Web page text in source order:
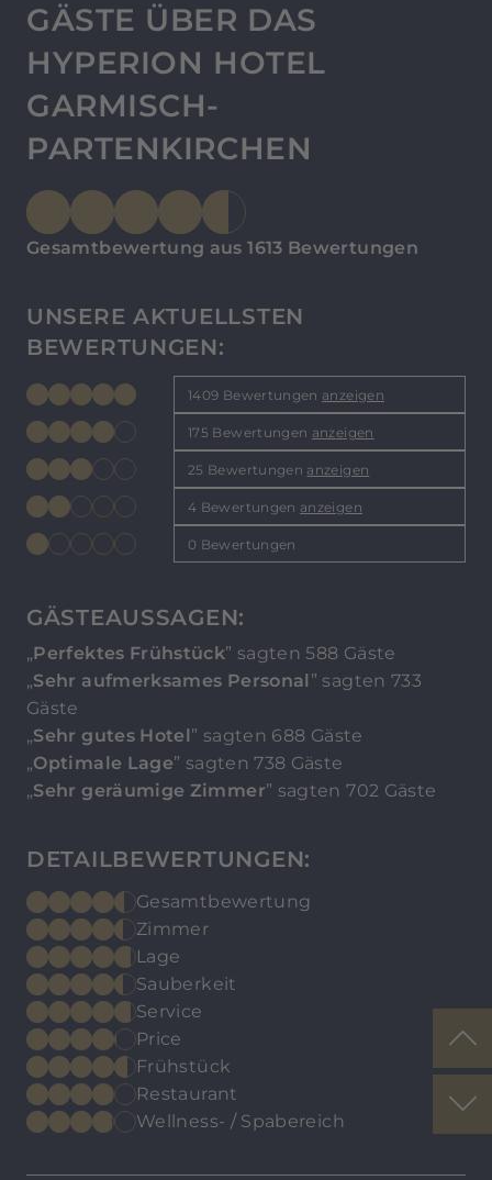
GÄSTE ÜBER DAS
HYPERION HOTEL
GARMISCH-
PARTENKIRCHEN
Gesamtbewertung aus 1613 Bewertungen
UNSERE AKTUELLSTEN
BEWERTUNGEN:
1409 Bewertungen anzeigen
175 Bewertungen anzeigen
25 Bewertungen anzeigen
4 Bewertungen anzeigen
0 Bewertungen
GÄSTEAUSSAGEN:
„Perfektes Frühstück” sagten 588 Gäste
„Sehr aufmerksames Personal ” sagten 733
Gäste
„Sehr gutes Hotel” sagten 688 Gäste
„Optimale Lage” sagten 738 Gäste
„Sehr geräumige Zimmer” sagten 702 Gäste
DETAILBEWERTUNGEN:
Gesamtbewertung
Zimmer
Lage
Sauberkeit
Service
Price
Frühstück
Restaurant
Wellness- / Spabereich